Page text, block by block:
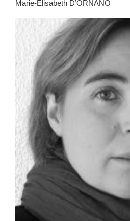
Marie-Elisabeth D’ORNANO